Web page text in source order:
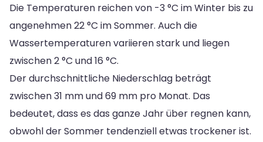
Die Temperaturen reichen von -3 °C im Winter bis zu
angenehmen 22 °C im Sommer. Auch die
Wassertemperaturen variieren stark und liegen
zwischen 2 °C und 16 °C.
Der durchschnittliche Niederschlag beträgt
zwischen 31 mm und 69 mm pro Monat. Das
bedeutet, dass es das ganze Jahr über regnen kann,
obwohl der Sommer tendenziell etwas trockener ist.